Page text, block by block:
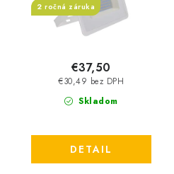
2 ročná záruka
Skladom
€30,49 bez DPH
€37,50
DETAIL